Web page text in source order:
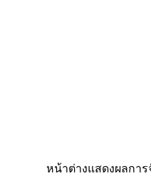
หน้าต่างแสดงผลการ